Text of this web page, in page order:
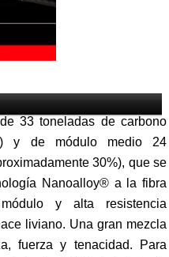
33 toneladas de carbono
y de módulo medio 24
30%), que se
Nanoalloy® a la fibra
y alta resistencia
liviano. Una gran mezcla
fuerza y tenacidad. Para